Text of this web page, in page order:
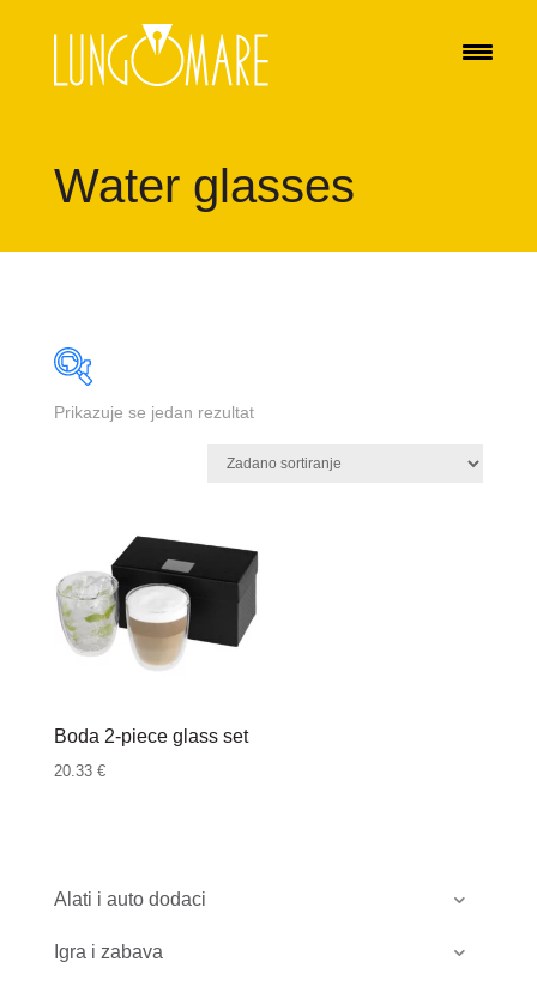
Water glasses
Alati i auto dodaci
Igra i zabava
Prikazuje se jedan rezultat
Boda 2-piece glass set
20.33 €